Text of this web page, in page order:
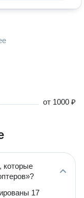
от 1000 ₽
которые
17